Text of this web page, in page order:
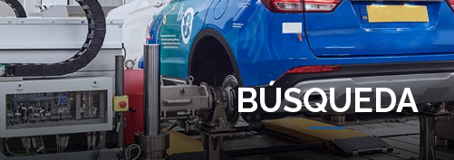
BÚSQUEDA